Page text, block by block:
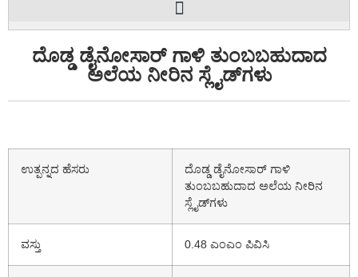
ದೊಡ್ಡ ಡೈನೋಸಾರ್ ಗಾಳಿ ತುಂಬಬಹುದಾದ
ಅಲೆಯ ನೀರಿನ ಸ್ಲೈಡ್‌ಗಳು
ಉತ್ಪನ್ನದ ಹೆಸರು
ದೊಡ್ಡ ಡೈನೋಸಾರ್ ಗಾಳಿ
ತುಂಬಬಹುದಾದ ಅಲೆಯ ನೀರಿನ
ಸ್ಲೈಡ್‌ಗಳು
ವಸ್ತು 0.48 ಎಂಎಂ ಪಿವಿಸಿ